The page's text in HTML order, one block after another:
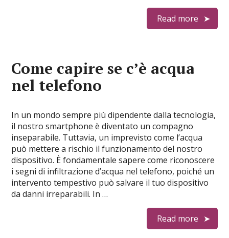
Read more
Come capire se cʼè acqua
nel telefono
In un mondo sempre più dipendente dalla tecnologia,
il nostro smartphone è diventato un compagno
inseparabile. Tuttavia, un imprevisto come l’acqua
può mettere a rischio il funzionamento del nostro
dispositivo. È fondamentale sapere come riconoscere
i segni di infiltrazione d’acqua nel telefono, poiché un
intervento tempestivo può salvare il tuo dispositivo
da danni irreparabili. In …
Read more